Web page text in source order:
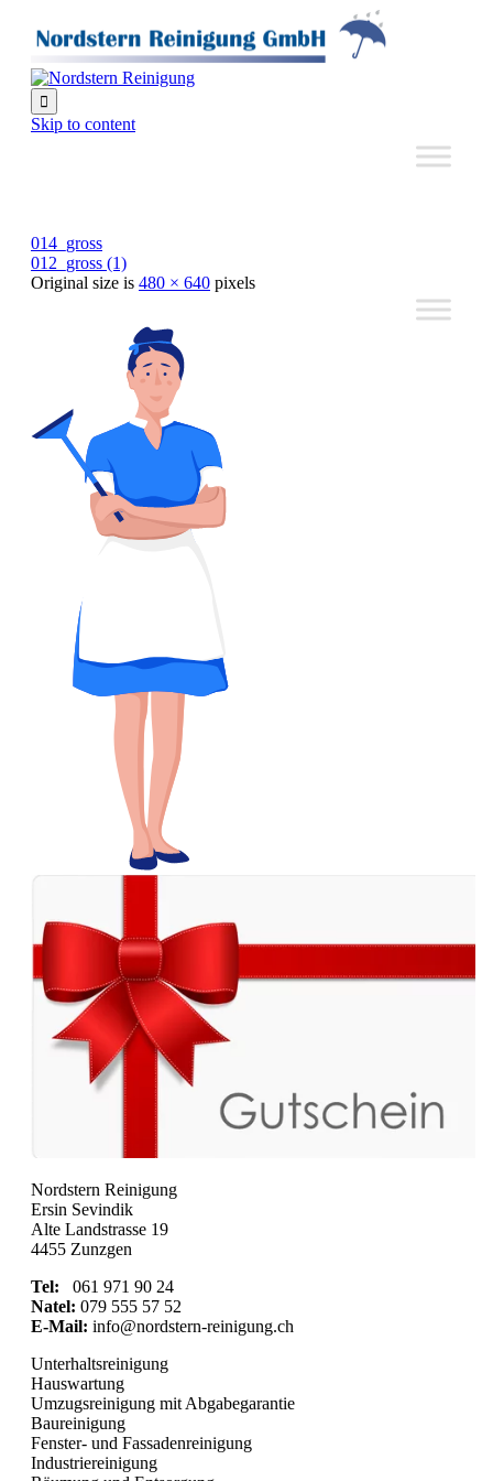

Skip to content
014_gross
012_gross (1)
Original size is 480 × 640 pixels
Nordstern Reinigung
Ersin Sevindik
Alte Landstrasse 19
4455 Zunzgen
Tel: 061 971 90 24
Natel: 079 555 57 52
E-Mail: info@nordstern-reinigung.ch
Unterhaltsreinigung
Hauswartung
Umzugsreinigung mit Abgabegarantie
Baureinigung
Fenster- und Fassadenreinigung
Industriereinigung